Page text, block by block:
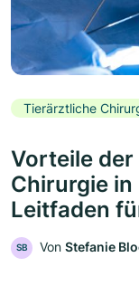
Tierärztliche
Vorteile
Chirurgie in
Leitfaden
SB Von Stefanie